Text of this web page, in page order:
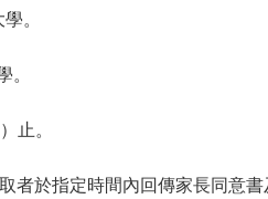
。
止。
者於指定時間內回傳家長同意